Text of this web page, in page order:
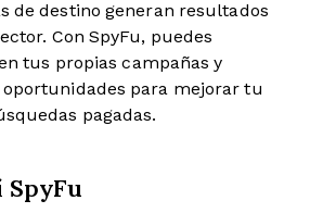
de destino generan resultados
Con SpyFu, puedes
tus propias campañas y
para mejorar tu
pagadas.
SpyFu